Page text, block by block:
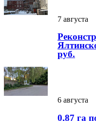
7 августа
руб.
6 августа
0,87 га